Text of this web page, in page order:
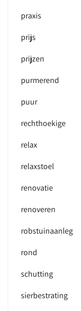
praxis
prijs
prijzen
purmerend
puur
rechthoekige
relax
relaxstoel
renovatie
renoveren
robstuinaanleg
rond
schutting
sierbestrating